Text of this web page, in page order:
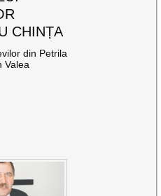
CHINȚA
din Petrila
Valea